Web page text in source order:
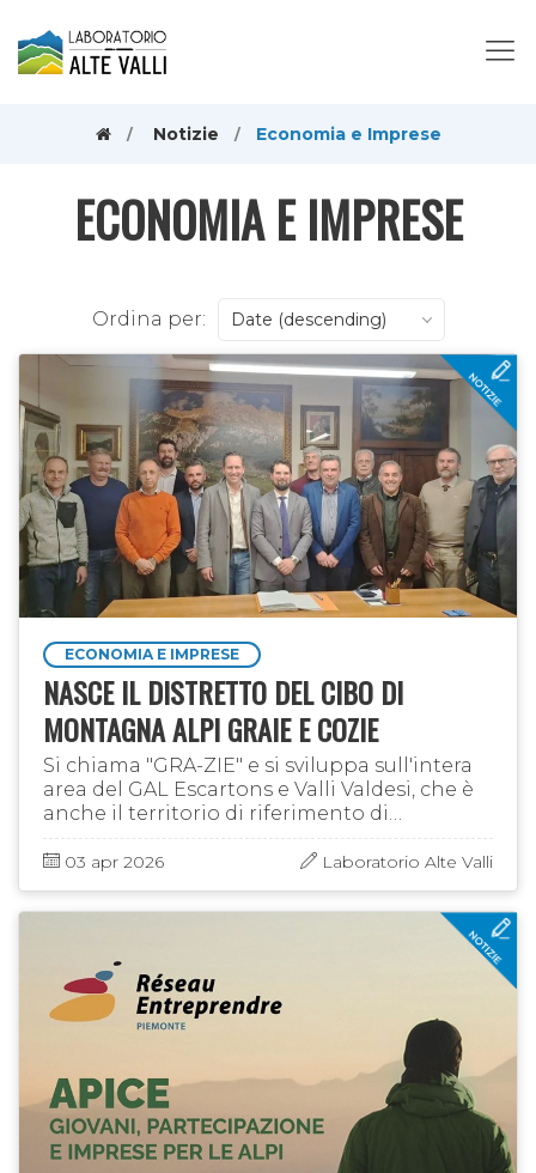
Notizie Economia e Imprese
ECONOMIA E IMPRESE
Ordina per: Date (descending)
ECONOMIA E IMPRESE
NASCE IL DISTRETTO DEL CIBO DI
MONTAGNA ALPI GRAIE E COZIE
Si chiama "GRA-ZIE" e si sviluppa sull'intera
area del GAL Escartons e Valli Valdesi, che è
anche il territorio di riferimento di
"Laboratorio Alte Valli". Del distretto fanno
parte tutte le Unioni …
03 apr 2026 Laboratorio Alte Valli